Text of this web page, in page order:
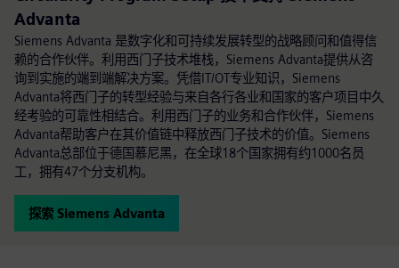
Advanta
Siemens Advanta 是数字化和可持续发展转型的战略顾问和值得信
赖的合作伙伴。利用西门子技术堆栈，Siemens Advanta提供从咨
询到实施的端到端解决方案。凭借IT/OT专业知识，Siemens
Advanta将西门子的转型经验与来自各行各业和国家的客户项目中久
经考验的可靠性相结合。利用西门子的业务和合作伙伴，Siemens
Advanta帮助客户在其价值链中释放西门子技术的价值。Siemens
Advanta总部位于德国慕尼黑，在全球18个国家拥有约1000名员
工，拥有47个分支机构。
探索 Siemens Advanta